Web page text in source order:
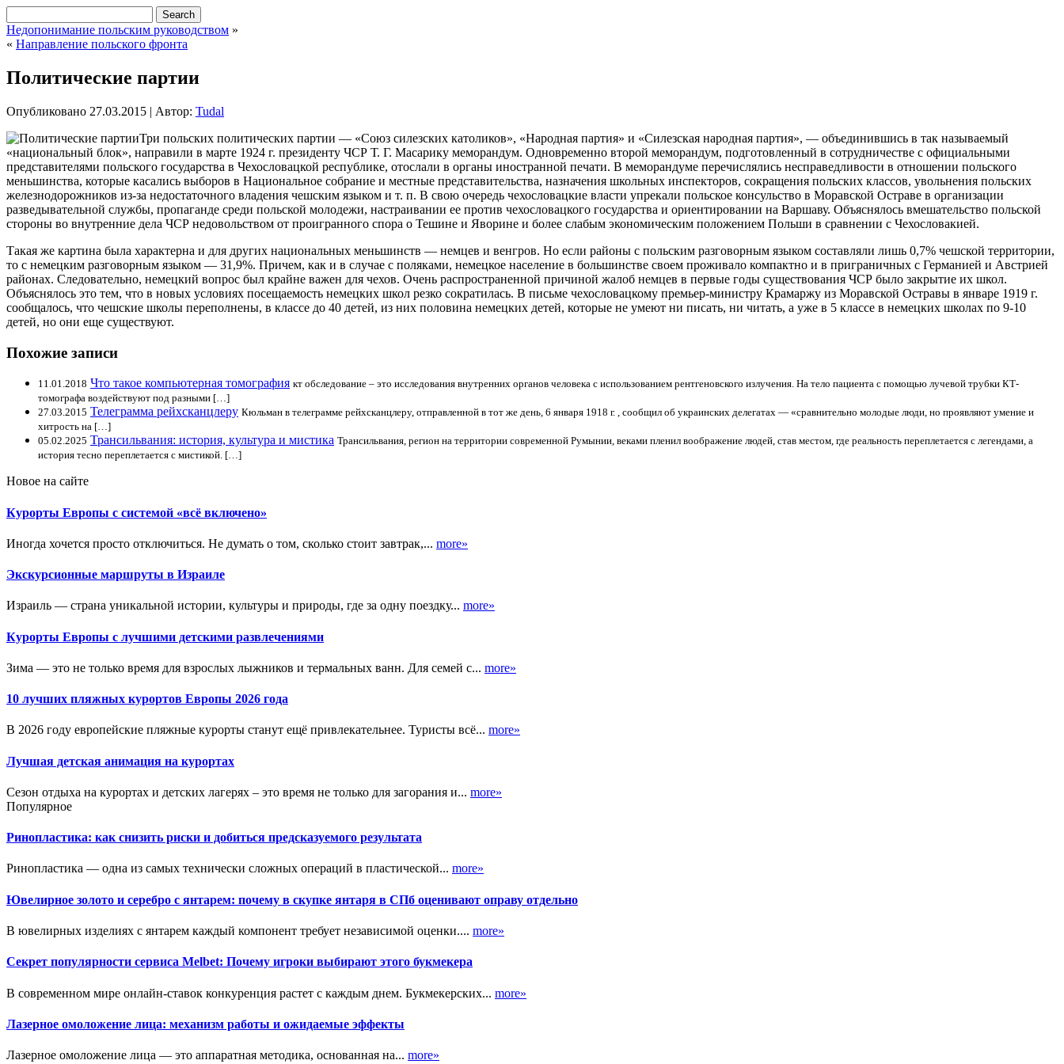
Недопонимание польским руководством »
« Направление польского фронта
Политические партии
Опубликовано 27.03.2015 | Автор: Tudal
Три польских политических партии — «Союз силезских католиков», «Народная партия» и «Силезская народная партия», — объединившись в так называемый
«национальный блок», направили в марте 1924 г. президенту ЧСР Т. Г. Масарику меморандум. Одновременно второй меморандум, подготовленный в сотрудничестве с официальными
представителями польского государства в Чехословацкой республике, отослали в органы иностранной печати. В меморандуме перечислялись несправедливости в отношении польского
меньшинства, которые касались выборов в Национальное собрание и местные представительства, назначения школьных инспекторов, сокращения польских классов, увольнения польских
железнодорожников из-за недостаточного владения чешским языком и т. п. В свою очередь чехословацкие власти упрекали польское консульство в Моравской Остраве в организации
разведывательной службы, пропаганде среди польской молодежи, настраивании ее против чехословацкого государства и ориентировании на Варшаву. Объяснялось вмешательство польской
стороны во внутренние дела ЧСР недовольством от проигранного спора о Тешине и Яворине и более слабым экономическим положением Польши в сравнении с Чехословакией.
Такая же картина была характерна и для других национальных меньшинств — немцев и венгров. Но если районы с польским разговорным языком составляли лишь 0,7% чешской территории,
то с немецким разговорным языком — 31,9%. Причем, как и в случае с поляками, немецкое население в большинстве своем проживало компактно и в приграничных с Германией и Австрией
районах. Следовательно, немецкий вопрос был крайне важен для чехов. Очень распространенной причиной жалоб немцев в первые годы существования ЧСР было закрытие их школ.
Объяснялось это тем, что в новых условиях посещаемость немецких школ резко сократилась. В письме чехословацкому премьер-министру Крамаржу из Моравской Остравы в январе 1919 г.
сообщалось, что чешские школы переполнены, в классе до 40 детей, из них половина немецких детей, которые не умеют ни писать, ни читать, а уже в 5 классе в немецких школах по 9-10
детей, но они еще существуют.
Похожие записи
11.01.2018 Что такое компьютерная томография кт обследование – это исследования внутренних органов человека с использованием рентгеновского излучения. На тело пациента с помощью лучевой трубки КТ-
томографа воздействуют под разными […]
27.03.2015 Телеграмма рейхсканцлеру Кюльман в телеграмме рейхсканцлеру, отправленной в тот же день, 6 января 1918 г. , сообщил об украинских делегатах — «сравнительно молодые люди, но проявляют умение и
хитрость на […]
05.02.2025 Трансильвания: история, культура и мистика Трансильвания, регион на территории современной Румынии, веками пленил воображение людей, став местом, где реальность переплетается с легендами, а
история тесно переплетается с мистикой. […]
Новое на сайте
Курорты Европы с системой «всё включено»
Иногда хочется просто отключиться. Не думать о том, сколько стоит завтрак,... more»
Экскурсионные маршруты в Израиле
Израиль — страна уникальной истории, культуры и природы, где за одну поездку... more»
Курорты Европы с лучшими детскими развлечениями
Зима — это не только время для взрослых лыжников и термальных ванн. Для семей с... more»
10 лучших пляжных курортов Европы 2026 года
В 2026 году европейские пляжные курорты станут ещё привлекательнее. Туристы всё... more»
Лучшая детская анимация на курортах
Сезон отдыха на курортах и детских лагерях – это время не только для загорания и... more»
Популярное
Ринопластика: как снизить риски и добиться предсказуемого результата
Ринопластика — одна из самых технически сложных операций в пластической... more»
Ювелирное золото и серебро с янтарем: почему в скупке янтаря в СПб оценивают оправу отдельно
В ювелирных изделиях с янтарем каждый компонент требует независимой оценки.... more»
Секрет популярности сервиса Melbet: Почему игроки выбирают этого букмекера
В современном мире онлайн-ставок конкуренция растет с каждым днем. Букмекерских... more»
Лазерное омоложение лица: механизм работы и ожидаемые эффекты
Лазерное омоложение лица — это аппаратная методика, основанная на... more»